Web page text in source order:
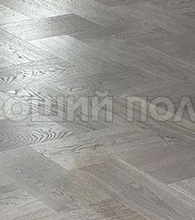
и латунью